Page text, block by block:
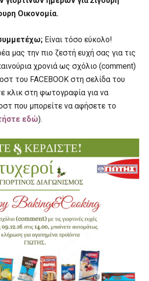
Οικονομία.
Είναι τόσο εύκολο!
μας την πιο ζεστή ευχή σας για τις
χρονιά ως σχόλιο (comment)
του FACEBOOK στη σελίδα του
κλικ στη φωτογραφία για να
που μπορείτε να αφήσετε το
εδώ).